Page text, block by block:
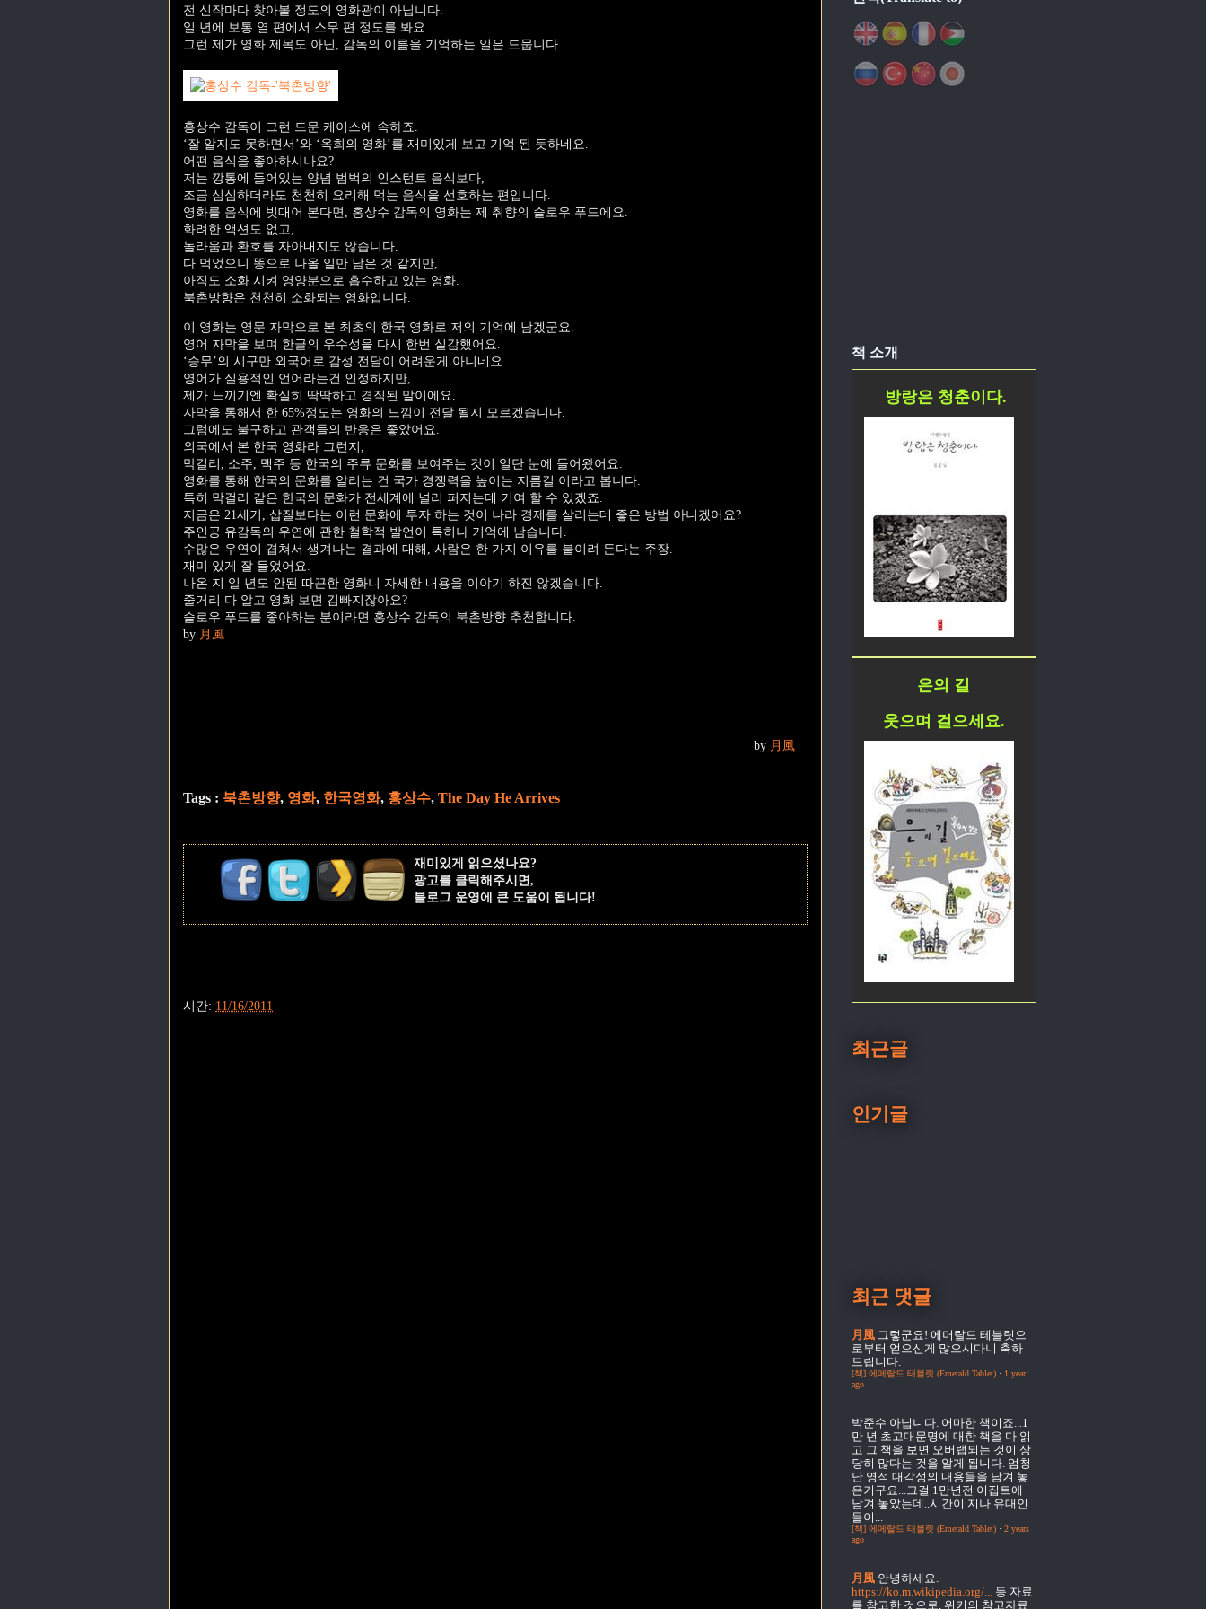
전 신작마다 찾아볼 정도의 영화광이 아닙니다.
일 년에 보통 열 편에서 스무 편 정도를 봐요.
그런 제가 영화 제목도 아닌, 감독의 이름을 기억하는 일은 드뭅니다.
홍상수 감독이 그런 드문 케이스에 속하죠.
‘잘 알지도 못하면서’와 ‘옥희의 영화’를 재미있게 보고 기억 된 듯하네요.
어떤 음식을 좋아하시나요?
저는 깡통에 들어있는 양념 범벅의 인스턴트 음식보다,
조금 심심하더라도 천천히 요리해 먹는 음식을 선호하는 편입니다.
영화를 음식에 빗대어 본다면, 홍상수 감독의 영화는 제 취향의 슬로우 푸드에요.
화려한 액션도 없고,
놀라움과 환호를 자아내지도 않습니다.
다 먹었으니 똥으로 나올 일만 남은 것 같지만,
아직도 소화 시켜 영양분으로 흡수하고 있는 영화.
북촌방향은 천천히 소화되는 영화입니다.
이 영화는 영문 자막으로 본 최초의 한국 영화로 저의 기억에 남겠군요.
영어 자막을 보며 한글의 우수성을 다시 한번 실감했어요.
‘승무’의 시구만 외국어로 감성 전달이 어려운게 아니네요.
영어가 실용적인 언어라는건 인정하지만,
제가 느끼기엔 확실히 딱딱하고 경직된 말이에요.
자막을 통해서 한 65%정도는 영화의 느낌이 전달 될지 모르겠습니다.
그럼에도 불구하고 관객들의 반응은 좋았어요.
외국에서 본 한국 영화라 그런지,
막걸리, 소주, 맥주 등 한국의 주류 문화를 보여주는 것이 일단 눈에 들어왔어요.
영화를 통해 한국의 문화를 알리는 건 국가 경쟁력을 높이는 지름길 이라고 봅니다.
특히 막걸리 같은 한국의 문화가 전세계에 널리 퍼지는데 기여 할 수 있겠죠.
지금은 21세기, 삽질보다는 이런 문화에 투자 하는 것이 나라 경제를 살리는데 좋은 방법 아니겠어요?
주인공 유감독의 우연에 관한 철학적 발언이 특히나 기억에 남습니다.
수많은 우연이 겹쳐서 생겨나는 결과에 대해, 사람은 한 가지 이유를 붙이려 든다는 주장.
재미 있게 잘 들었어요.
나온 지 일 년도 안된 따끈한 영화니 자세한 내용을 이야기 하진 않겠습니다.
줄거리 다 알고 영화 보면 김빠지잖아요?
슬로우 푸드를 좋아하는 분이라면 홍상수 감독의 북촌방향 추천합니다.
by 月風
by 月風
Tags : 북촌방향, 영화, 한국영화, 홍상수, The Day He Arrives
재미있게 읽으셨나요?
광고를 클릭해주시면,
블로그 운영에 큰 도움이 됩니다!
시간: 11/16/2011
책 소개
방랑은 청춘이다.
은의 길
웃으며 걸으세요.
최근글
인기글
최근 댓글
月風 그렇군요! 에머랄드 테블릿으
로부터 얻으신게 많으시다니 축하
드립니다.
[책] 에메랄드 태블릿 (Emerald Tablet) · 1 year
ago
박준수 아닙니다. 어마한 책이죠...1
만 년 초고대문명에 대한 책을 다 읽
고 그 책을 보면 오버랩되는 것이 상
당히 많다는 것을 알게 됩니다. 엄청
난 영적 대각성의 내용들을 남겨 놓
은거구요...그걸 1만년전 이집트에
남겨 놓았는데..시간이 지나 유대인
들이...
[책] 에메랄드 태블릿 (Emerald Tablet) · 2 years
ago
月風 안녕하세요.
https://ko.m.wikipedia.org/... 등 자료
를 참고한 것으로, 위키의 참고자료